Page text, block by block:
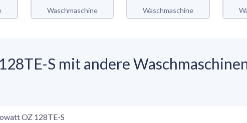
Waschmaschine Waschmaschine
S mit andere